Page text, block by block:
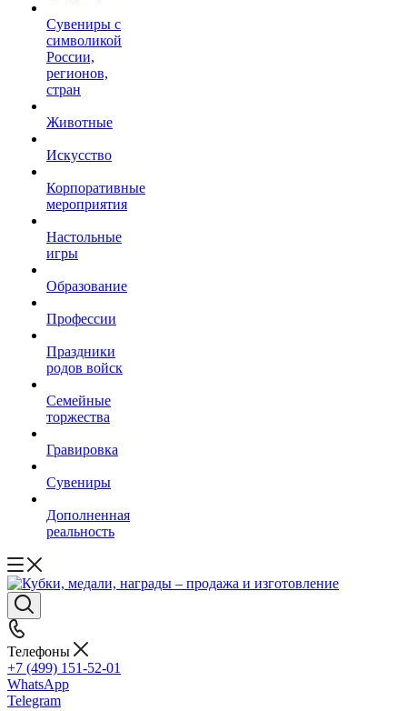
Сувениры с
символикой
России,
регионов,
стран
Животные
Искусство
Корпоративные
мероприятия
Настольные
игры
Образование
Профессии
Праздники
родов войск
Семейные
торжества
Гравировка
Сувениры
Дополненная
реальность
Телефоны
+7 (499) 151-52-01
WhatsApp
Telegram